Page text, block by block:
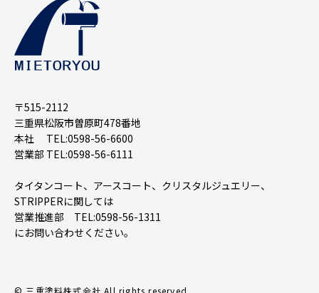
〒515-2112
三重県松阪市曽原町478番地
本社 TEL:0598-56-6600
営業部 TEL:0598-56-6111
タイタンコート、アースコート、クリスタルジュエリー、
STRIPPERに関しては
営業推進部 TEL:0598-56-1311
にお問い合わせください。